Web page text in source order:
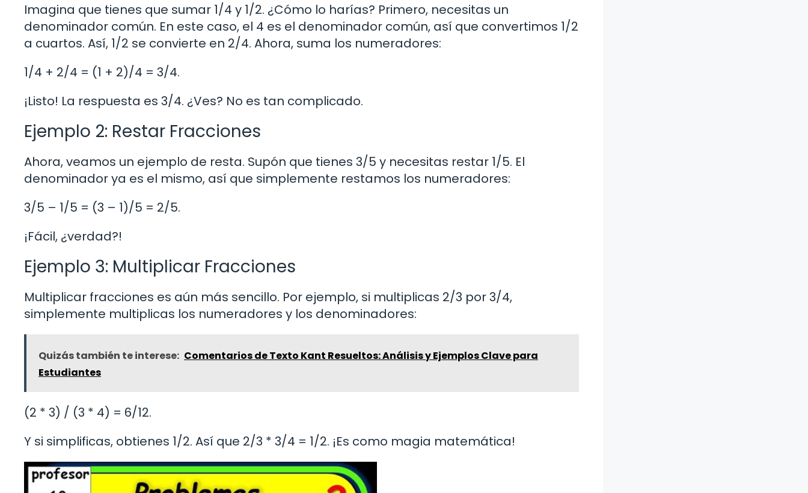
Imagina que tienes que sumar 1/4 y 1/2. ¿Cómo lo harías? Primero, necesitas un
denominador común. En este caso, el 4 es el denominador común, así que convertimos 1/2
a cuartos. Así, 1/2 se convierte en 2/4. Ahora, suma los numeradores:
1/4 + 2/4 = (1 + 2)/4 = 3/4.
¡Listo! La respuesta es 3/4. ¿Ves? No es tan complicado.
Ejemplo 2: Restar Fracciones
Ahora, veamos un ejemplo de resta. Supón que tienes 3/5 y necesitas restar 1/5. El
denominador ya es el mismo, así que simplemente restamos los numeradores:
3/5 – 1/5 = (3 – 1)/5 = 2/5.
¡Fácil, ¿verdad?!
Ejemplo 3: Multiplicar Fracciones
Multiplicar fracciones es aún más sencillo. Por ejemplo, si multiplicas 2/3 por 3/4,
simplemente multiplicas los numeradores y los denominadores:
Quizás también te interese: Comentarios de Texto Kant Resueltos: Análisis y Ejemplos Clave para
Estudiantes
(2 * 3) / (3 * 4) = 6/12.
Y si simplificas, obtienes 1/2. Así que 2/3 * 3/4 = 1/2. ¡Es como magia matemática!